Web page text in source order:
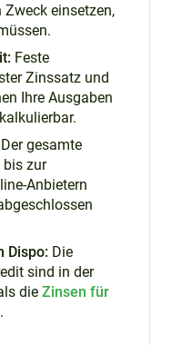
Zweck einsetzen,
Feste
Zinssatz und
Ihre Ausgaben
Der gesamte
bis zur
Anbietern
Dispo: Die
sind in der
die Zinsen für
.